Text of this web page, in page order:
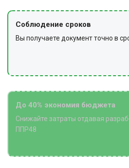
После устройства прослойки
от остатков материалов и
оборудование сдают на
Соблюдение сроков
Вы получаете документ точно в
До 40% экономия бюджета
Снижайте затраты отдавая
ППР48